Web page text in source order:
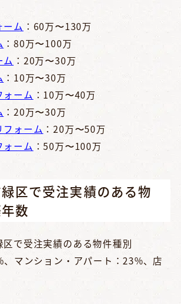
ーム ：60万〜130万
：80万〜100万
ム ：20万〜30万
：10万〜30万
ォーム ：10万〜40万
：20万〜30万
フォーム ：20万〜50万
ーム ：50万〜100万
区で受注実績のある物
数
で受注実績のある物件種別
マンション・アパート：23%、店